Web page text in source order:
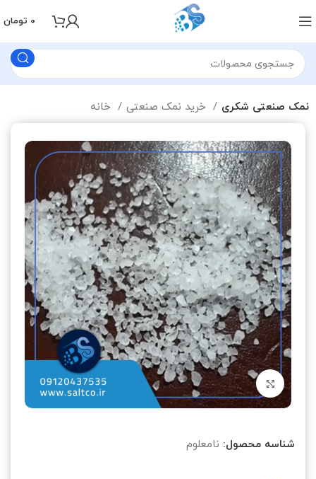
0 تومان
نمک صنعتی شکری
بزرگنمایی تصویر
شناسه محصول: نامعلوم